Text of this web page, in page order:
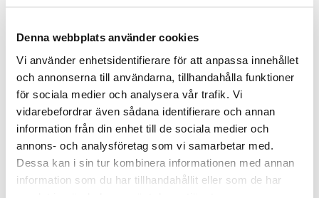
Denna webbplats använder cookies
Vi använder enhetsidentifierare för att anpassa innehållet
och annonserna till användarna, tillhandahålla funktioner
för sociala medier och analysera vår trafik. Vi
vidarebefordrar även sådana identifierare och annan
information från din enhet till de sociala medier och
annons- och analysföretag som vi samarbetar med.
Dessa kan i sin tur kombinera informationen med annan
information som du har tillhandahållit eller som de har
miljoner svenska kronor) för en aktie. Men genom en
fond kan du alltså ändå få en liten andel av aktien i ditt
sparande.
Tips: är du nyfiken på vilka fonder som investerat i ett
visst bolag? Genom att söka upp bolaget på vår
plattform och skrolla ner kan du se vilka fonder som
har de största innehaven .